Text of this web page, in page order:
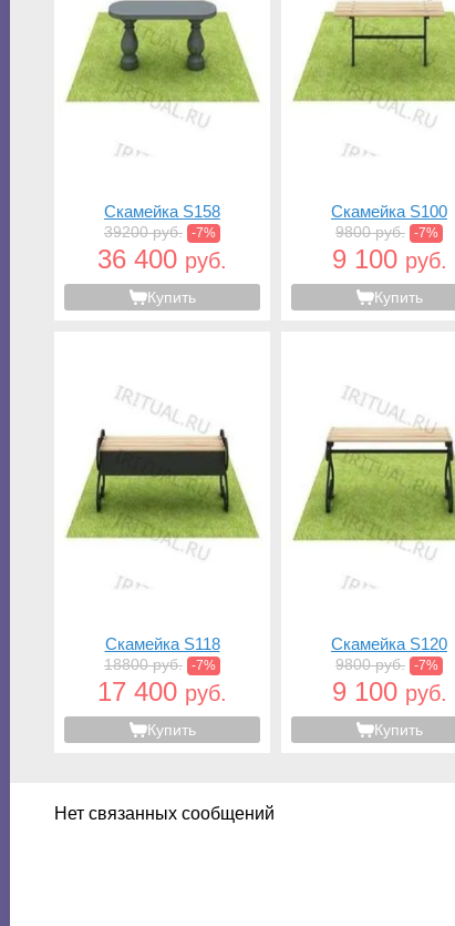
Скамейка S158
39200 руб. -7%
36 400 руб.
Купить
Скамейка S100
9800 руб. -7%
9 100 руб.
Купить
Скамейка S118
18800 руб. -7%
17 400 руб.
Купить
Скамейка S120
9800 руб. -7%
9 100 руб.
Купить
Нет связанных сообщений